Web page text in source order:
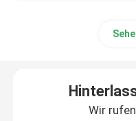
Medizinischer
Wir